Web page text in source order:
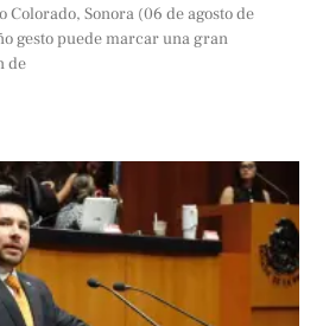
Colorado, Sonora (06 de agosto de
gesto puede marcar una gran
de